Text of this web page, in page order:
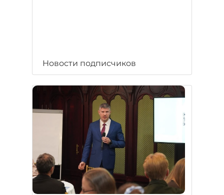
Новости подписчиков